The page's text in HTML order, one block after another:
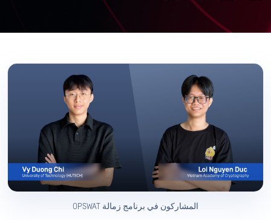
المشاركون في برنامج زمالة OPSWAT